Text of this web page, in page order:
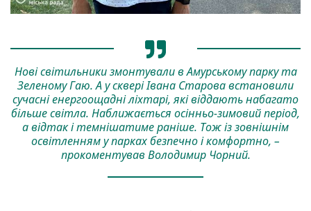
Нові світильники змонтували в Амурському парку та
Зеленому Гаю. А у сквері Івана Старова встановили
сучасні енергоощадні ліхтарі, які віддають набагато
більше світла. Наближається осінньо-зимовий період,
а відтак і темнішатиме раніше. Тож із зовнішнім
освітленням у парках безпечно і комфортно, –
прокоментував Володимир Чорний.